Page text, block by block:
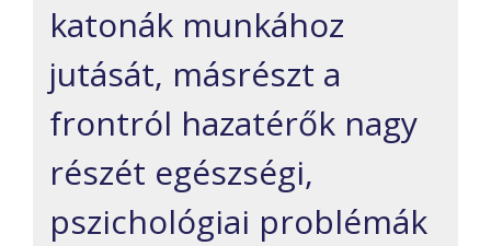
katonák munkához
jutását, másrészt a
frontról hazatérők nagy
részét egészségi,
pszichológiai problémák